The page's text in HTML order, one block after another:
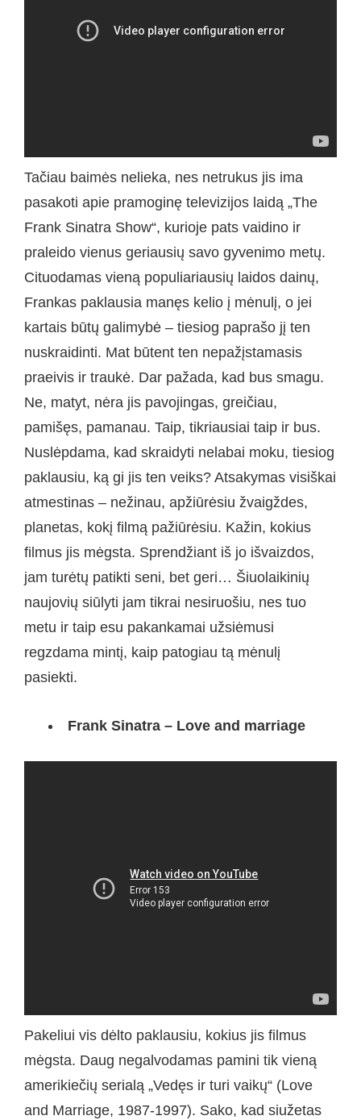
Tačiau baimės nelieka, nes netrukus jis ima
pasakoti apie pramoginę televizijos laidą „The
Frank Sinatra Show“, kurioje pats vaidino ir
praleido vienus geriausių savo gyvenimo metų.
Cituodamas vieną populiariausių laidos dainų,
Frankas paklausia manęs kelio į mėnulį, o jei
kartais būtų galimybė – tiesiog paprašo jį ten
nuskraidinti. Mat būtent ten nepažįstamasis
praeivis ir traukė. Dar pažada, kad bus smagu.
Ne, matyt, nėra jis pavojingas, greičiau,
pamišęs, pamanau. Taip, tikriausiai taip ir bus.
Nuslėpdama, kad skraidyti nelabai moku, tiesiog
paklausiu, ką gi jis ten veiks? Atsakymas visiškai
atmestinas – nežinau, apžiūrėsiu žvaigždes,
planetas, kokį filmą pažiūrėsiu. Kažin, kokius
filmus jis mėgsta. Sprendžiant iš jo išvaizdos,
jam turėtų patikti seni, bet geri… Šiuolaikinių
naujovių siūlyti jam tikrai nesiruošiu, nes tuo
metu ir taip esu pakankamai užsiėmusi
regzdama mintį, kaip patogiau tą mėnulį
pasiekti.
Frank Sinatra – Love and marriage
Pakeliui vis dėlto paklausiu, kokius jis filmus
mėgsta. Daug negalvodamas pamini tik vieną
amerikiečių serialą „Vedęs ir turi vaikų“ (Love
and Marriage, 1987-1997). Sako, kad siužetas